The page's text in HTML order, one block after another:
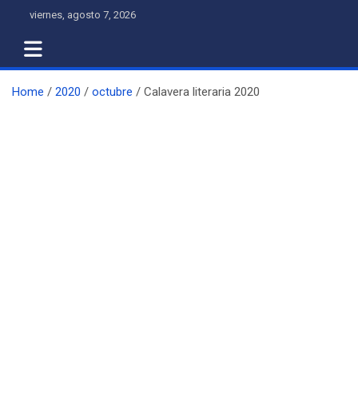
content
viernes, agosto 7, 2026
Home 2020 octubre Calavera literaria 2020